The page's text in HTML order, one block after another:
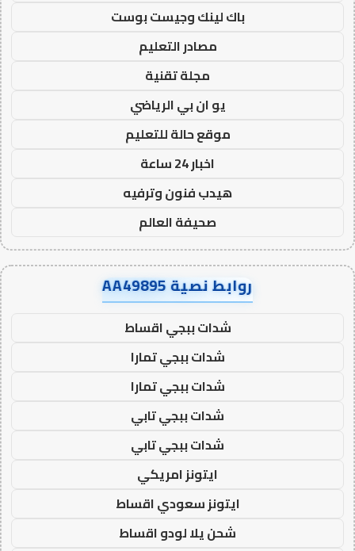
باك لينك وجيست بوست
مصادر التعليم
مجلة تقنية
يو ان بي الرياضي
موقع حالة للتعليم
اخبار 24 ساعة
هيدب فنون وترفيه
صحيفة العالم
روابط نصية AA49895
شدات ببجي اقساط
شدات ببجي تمارا
شدات ببجي تمارا
شدات ببجي تابي
شدات ببجي تابي
ايتونز امريكي
ايتونز سعودي اقساط
شحن يلا لودو اقساط